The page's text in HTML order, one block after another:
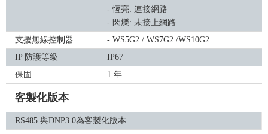
- 恆亮: 連接網路
- 閃爍: 未接上網路
支援無線控制器
- WS5G2 / WS7G2 /WS10G2
IP 防護等級
IP67
保固
1 年
客製化版本
RS485 與DNP3.0為客製化版本